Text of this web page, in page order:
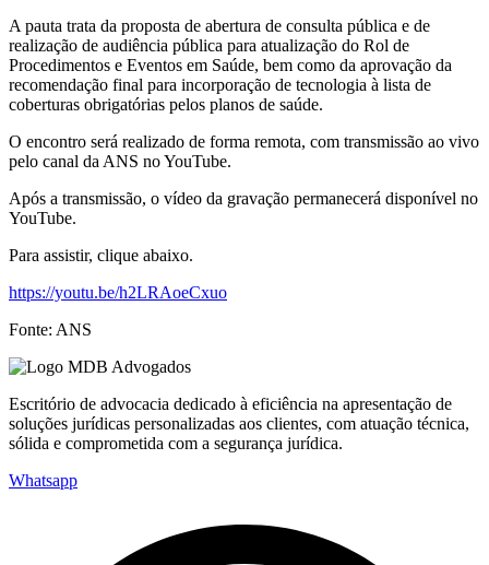
A pauta trata da proposta de abertura de consulta pública e de
realização de audiência pública para atualização do Rol de
Procedimentos e Eventos em Saúde, bem como da aprovação da
recomendação final para incorporação de tecnologia à lista de
coberturas obrigatórias pelos planos de saúde.
O encontro será realizado de forma remota, com transmissão ao vivo
pelo canal da ANS no YouTube.
Após a transmissão, o vídeo da gravação permanecerá disponível no
YouTube.
Para assistir, clique abaixo.
https://youtu.be/h2LRAoeCxuo
Fonte: ANS
Escritório de advocacia dedicado à eficiência na apresentação de
soluções jurídicas personalizadas aos clientes, com atuação técnica,
sólida e comprometida com a segurança jurídica.
Whatsapp